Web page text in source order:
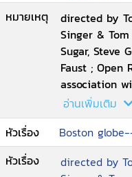
ศาสนา การทำ
เพศเยาวชน เ
ศรัทธาของคนในสังคม ฯลฯ เรีย
เครื่องครอบคลุ
ยาวนาน ถึงแม้
มากมาย แต่ใน
นิด ตรงกันข้าม
เข้มข้นครบรส
ตลอด ที่สำคัญดูไม่ยากเลย
สำหรับคนทุกค
หมายเหตุ
directed by
Singer &
Sugar, Steve
Faust ; Open
association
Look Media ;
production ;
อ่านเพิ่มเติม
หัวเรื่อง
Boston
หัวเรื่อง
directed by